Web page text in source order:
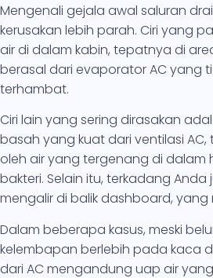
Mengenali gejala awal saluran
kerusakan lebih parah. Ciri yang
air di dalam kabin, tepatnya di
berasal dari evaporator AC yang
terhambat.
Ciri lain yang sering dirasakan
basah yang kuat dari ventilasi
oleh air yang tergenang di
bakteri. Selain itu, terkadang
mengalir di balik dashboard,
Dalam beberapa kasus, meski
kelembapan berlebih pada kaca
dari AC mengandung uap air